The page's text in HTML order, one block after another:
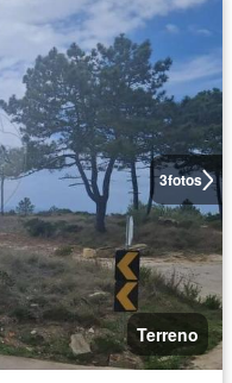
3fotos
Terreno